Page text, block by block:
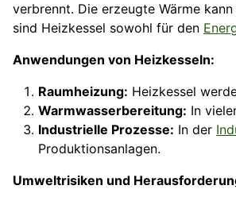
verbrennt. Die erzeugte Wärme
sind Heizkessel sowohl für den
Anwendungen von Heizkesseln:
Raumheizung: Heizkessel
Warmwasserbereitung: In
Industrielle Prozesse: In der
Produktionsanlagen.
Umweltrisiken und